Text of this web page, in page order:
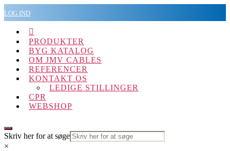
til
indholdet
LOG IND

PRODUKTER
BYG KATALOG
OM JMV CABLES
REFERENCER
KONTAKT OS
LEDIGE STILLINGER
CPR
WEBSHOP
Skriv her for at søge
×